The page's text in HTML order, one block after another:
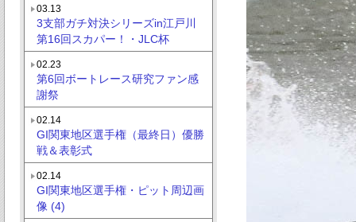
03.13
3支部ガチ対決シリーズin江戸川
第16回スカパー！・JLC杯
02.23
第6回ボートレース研究ファン感
謝祭
02.14
GI関東地区選手権（最終日）優勝
戦＆表彰式
02.14
GI関東地区選手権・ピット周辺画
像 (4)